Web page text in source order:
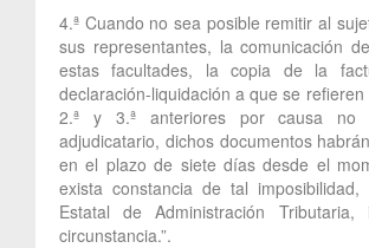
4.ª Cuando no sea posible remitir al
sus representantes, la comunicación
estas facultades, la copia de la
declaración-liquidación a que se refieren
2.ª y 3.ª anteriores por causa no
adjudicatario, dichos documentos
en el plazo de siete días desde el
exista constancia de tal
Estatal de Administración Tributaria,
circunstancia.”.